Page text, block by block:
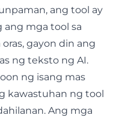
ang tool ay
ang mga tool sa
gayon din ang
ng teksto ng AI.
ng isang mas
kawastuhan ng tool
Ang mga